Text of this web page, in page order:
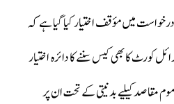
میں مؤقف اختیار کیا گیا ہے کہ
کورٹ کا بھی کیس سننے کا دائرہ اختیار
مقاصد کیلیے بدنیتی کے تحت ان پر